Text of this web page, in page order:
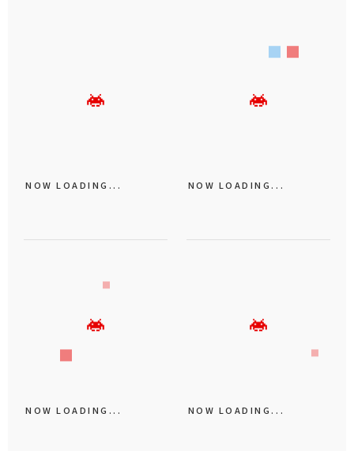
NOW LOADING... NOW LOADING...
NOW LOADING... NOW LOADING...